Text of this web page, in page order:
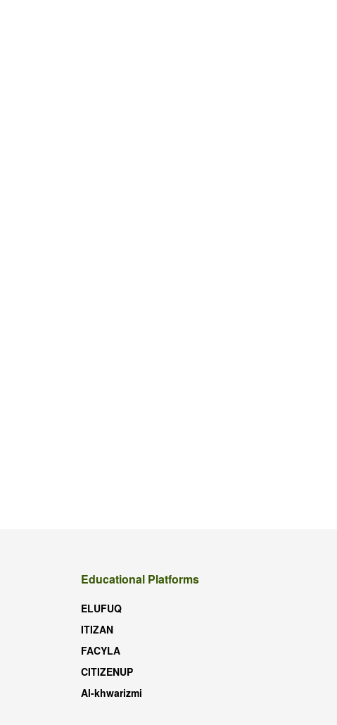
Educational Platforms
ELUFUQ
ITIZAN
FACYLA
CITIZENUP
Al-khwarizmi